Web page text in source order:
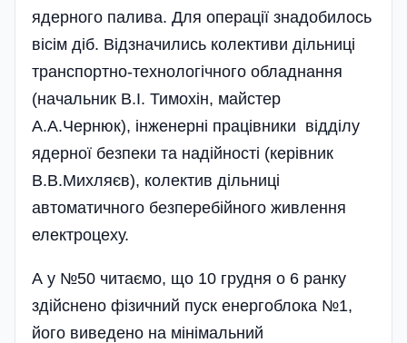
ядерного па­лива. Для операції знадобилось
вісім діб. Відзначились колективи дільниці
транспортно-технологічного обладнання
(начальник В.І. Тимохін, майстер
А.А.Чернюк), інженерні працівники відділу
ядерної безпеки та надійності (керівник
В.В.Михляєв), колектив діль­ниці
автоматичного безперебійного живлення
електроцеху.
А у №50 читаємо, що 10 грудня о 6 ранку
здійснено фізичний пуск енергоблока №1,
його виведено на мінімальний